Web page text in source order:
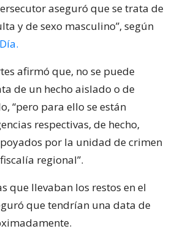
aseguró que se trata de
y de sexo masculino”, según
afirmó que, no se puede
de un hecho aislado o de
“pero para ello se están
respectivas, de hecho,
por la unidad de crimen
regional”.
que llevaban los restos en el
que tendrían una data de